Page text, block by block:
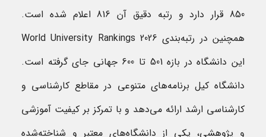
850 قرار دارد و رتبه دقیق آن 816 اعلام شده است.
همچنین در رتبه‌بندی World University Rankings 2026
این دانشگاه در بازه 501 تا 600 جهانی جای گرفته است.
دانشگاه کیل برنامه‌های متنوعی در مقاطع کارشناسی و
کارشناسی ارشد ارائه می‌دهد و با تمرکز بر کیفیت آموزشی
و پژوهشی، یکی از دانشگاه‌های معتبر و شناخته‌شده